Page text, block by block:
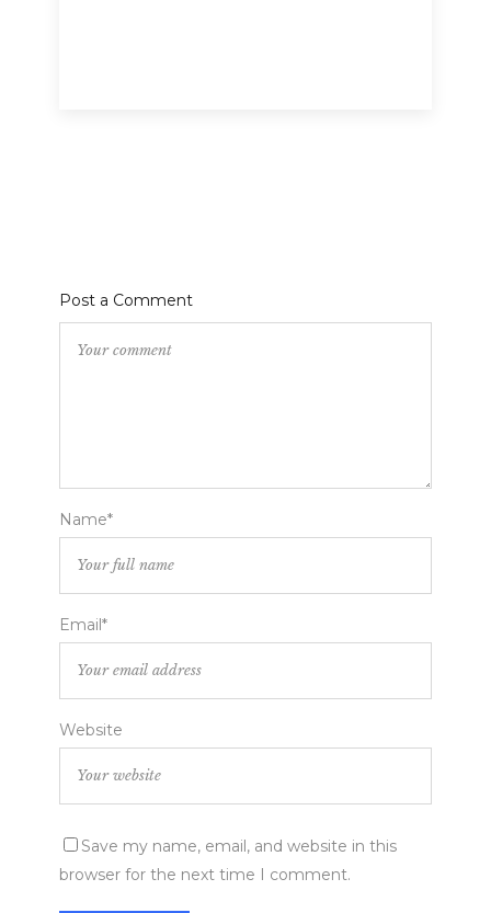
Post a Comment
Name*
Email*
Website
Save my name, email, and website in this
browser for the next time I comment.